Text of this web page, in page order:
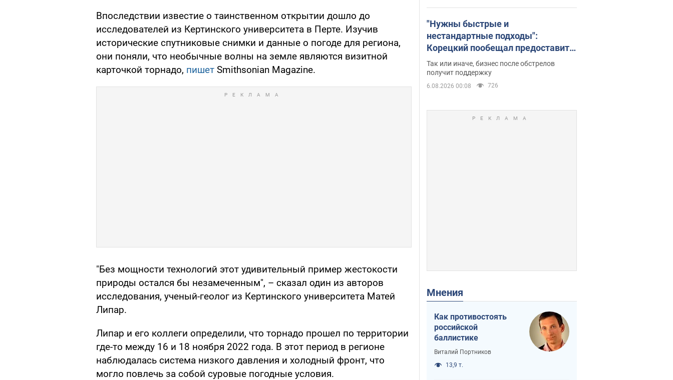
Впоследствии известие о таинственном открытии дошло до
исследователей из Кертинского университета в Перте. Изучив
исторические спутниковые снимки и данные о погоде для региона,
они поняли, что необычные волны на земле являются визитной
карточкой торнадо, пишет Smithsonian Magazine.
"Без мощности технологий этот удивительный пример жестокости
природы остался бы незамеченным", – сказал один из авторов
исследования, ученый-геолог из Кертинского университета Матей
Липар.
Липар и его коллеги определили, что торнадо прошел по территории
где-то между 16 и 18 ноября 2022 года. В этот период в регионе
наблюдалась система низкого давления и холодный фронт, что
могло повлечь за собой суровые погодные условия.
"Нужны быстрые и
нестандартные подходы":
Корецкий пообещал предоставить
бизнесу приоритетный доступ к
имеющимся складским
помещениям
Так или иначе, бизнес после обстрелов
получит поддержку
6.08.2026 00:08 726
Мнения
Как противостоять
российской
баллистике
Виталий Портников
13,9 т.